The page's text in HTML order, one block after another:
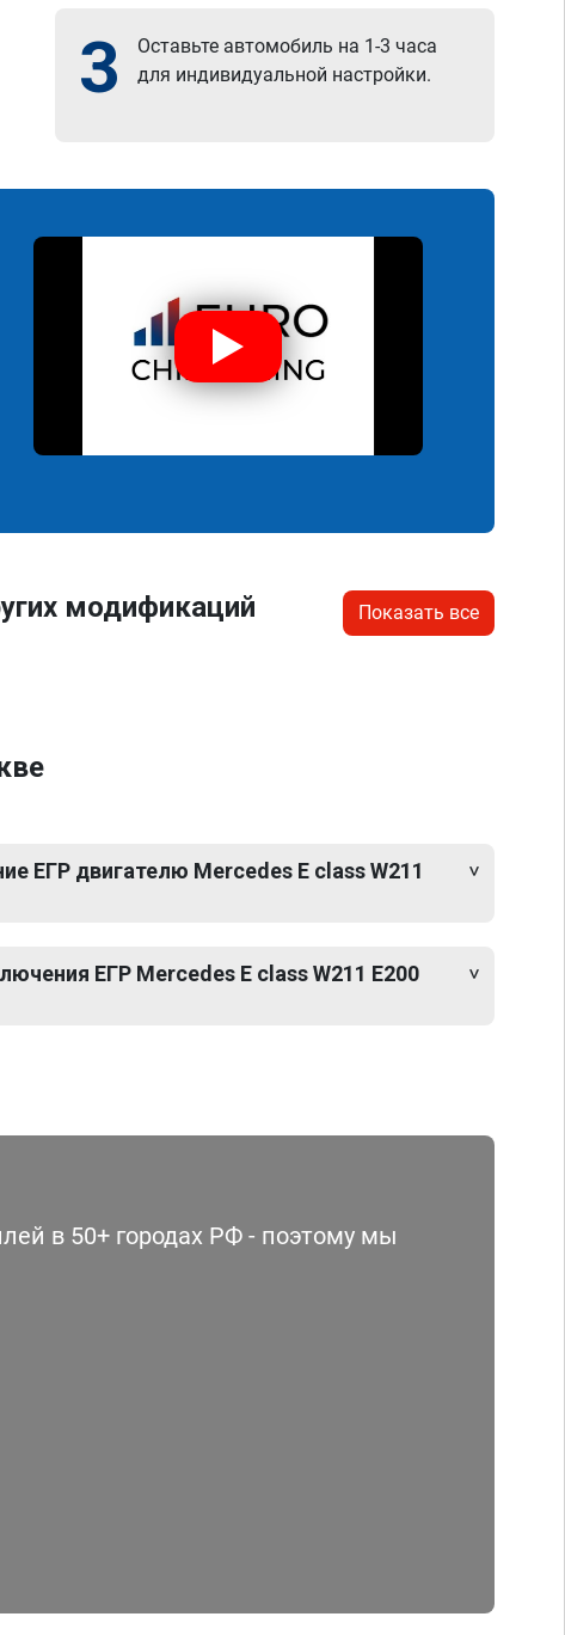
3
Оставьте автомобиль на 1-3 часа
для индивидуальной настройки.
модификаций
Показать все
ЕГР двигателю Mercedes E class W211
ЕГР Mercedes E class W211 E200
в 50+ городах РФ - поэтому мы